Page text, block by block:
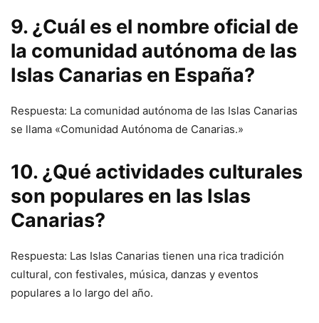
9. ¿Cuál es el nombre oficial de
la comunidad autónoma de las
Islas Canarias en España?
Respuesta: La comunidad autónoma de las Islas Canarias
se llama «Comunidad Autónoma de Canarias.»
10. ¿Qué actividades culturales
son populares en las Islas
Canarias?
Respuesta: Las Islas Canarias tienen una rica tradición
cultural, con festivales, música, danzas y eventos
populares a lo largo del año.